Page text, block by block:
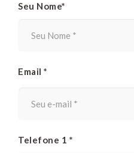
Seu Nome*
Email *
Telefone 1 *